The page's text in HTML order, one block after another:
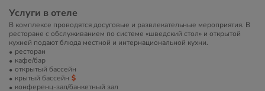
Услуги в отеле
В комплексе проводятся досуговые и развлекательные мероприятия. В
ресторане с обслуживанием по системе «шведский стол» и открытой
кухней подают блюда местной и интернациональной кухни.
ресторан
кафе/бар
открытый бассейн
крытый бассейн
конференц-зал/банкетный зал